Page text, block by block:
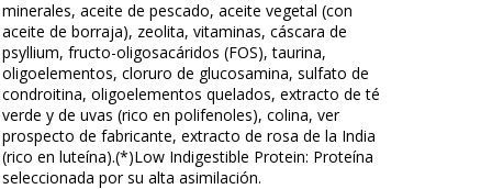
minerales, aceite de pescado, aceite vegetal (con
aceite de borraja), zeolita, vitaminas, cáscara de
psyllium, fructo-oligosacáridos (FOS), taurina,
oligoelementos, cloruro de glucosamina, sulfato de
condroitina, oligoelementos quelados, extracto de té
verde y de uvas (rico en polifenoles), colina, ver
prospecto de fabricante, extracto de rosa de la India
(rico en luteína).(*)Low Indigestible Protein: Proteína
seleccionada por su alta asimilación.